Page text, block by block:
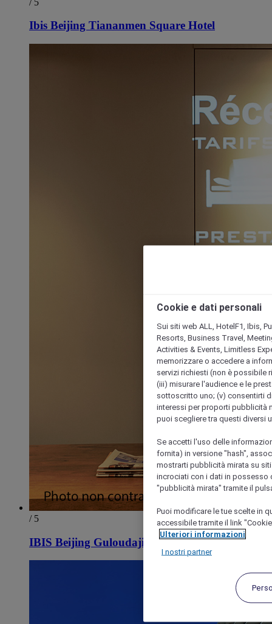
Ibis Beijing Tiananmen Square Hotel
/ 5
IBIS Beijing Guloudajie Metro Station Hotel
Cookie e dati personali
Sui siti web ALL, HotelF1, Ibis,
Resorts, Business Travel,
Activities & Events, Limitless
memorizzare o accedere a
servizi richiesti (non è possibile
(iii) misurare l'audience e le
sottoscritto uno; (v) consentirti
interessi per proporti pubblicità
puoi scegliere tra questi diversi
Se accetti l'uso delle
fornita) in versione "hash",
mostrarti pubblicità mirata su
incrociati con i dati in possesso
"pubblicità mirata" tramite il
Puoi modificare le tue scelte in
accessibile tramite il link
Ulteriori informazioni
I nostri partner